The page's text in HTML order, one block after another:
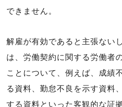
できません。
解雇が有効であると主張ない
は、労働契約に関する労働者
ことについて、例えば、成績
る資料、勤怠不良を示す資料
する資料といった客観的な証